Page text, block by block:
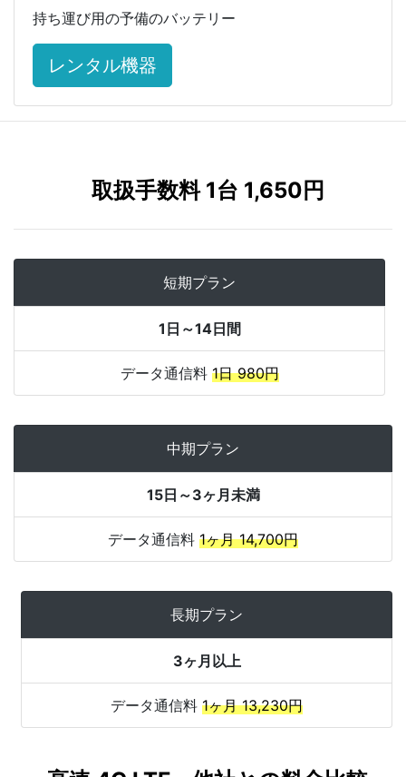
持ち運び用の予備のバッテリー
レンタル機器
取扱手数料 1台 1,650円
短期プラン
1日～14日間
データ通信料 1日 980円
中期プラン
15日～3ヶ月未満
データ通信料 1ヶ月 14,700円
長期プラン
3ヶ月以上
データ通信料 1ヶ月 13,230円